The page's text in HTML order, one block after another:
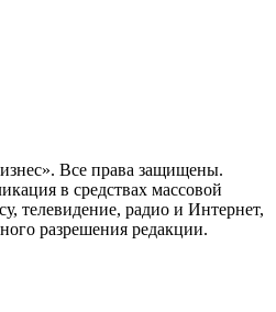
Все права защищены.
в средствах массовой
телевидение, радио и Интернет,
разрешения редакции.